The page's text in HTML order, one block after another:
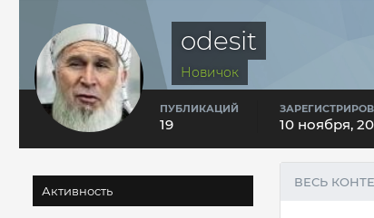
odesit
Новичок
ПУБЛИКАЦИЙ
19 10 ноября,
Активность
ВЕСЬ